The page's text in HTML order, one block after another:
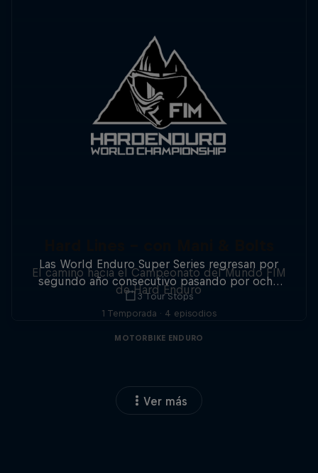
Las World Enduro Super Series regresan por
segundo año consecutivo pasando por ocho
países de Europa. No pierdas detalle.
3 Tour Stops
El camino hacia el Campeonato del Mundo FIM
de Hard Enduro
1 Temporada · 4 episodios
MOTORBIKE ENDURO
Ver más